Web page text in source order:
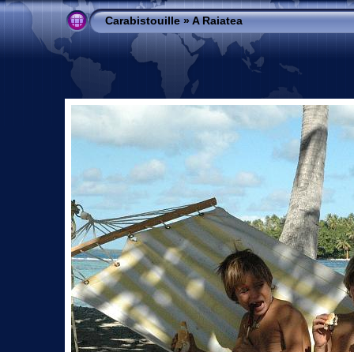
Carabistouille»A Raiatea